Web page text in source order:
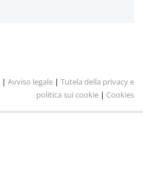
| Avviso legale | Tutela della privacy e
politica sui cookie | Cookies